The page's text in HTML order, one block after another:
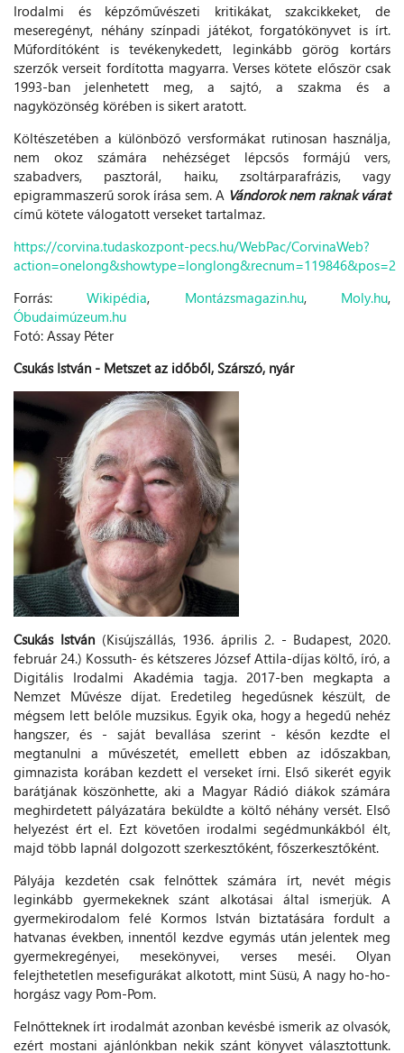
Irodalmi és képzőművészeti kritikákat, szakcikkeket, de
meseregényt, néhány színpadi játékot, forgatókönyvet is írt.
Műfordítóként is tevékenykedett, leginkább görög kortárs
szerzők verseit fordította magyarra. Verses kötete először csak
1993-ban jelenhetett meg, a sajtó, a szakma és a
nagyközönség körében is sikert aratott.
Költészetében a különböző versformákat rutinosan használja,
nem okoz számára nehézséget lépcsős formájú vers,
szabadvers, pasztorál, haiku, zsoltárparafrázis, vagy
epigrammaszerű sorok írása sem. A Vándorok nem raknak várat
című kötete válogatott verseket tartalmaz.
https://corvina.tudaskozpont-pecs.hu/WebPac/CorvinaWeb?
action=onelong&showtype=longlong&recnum=119846&pos=2
Forrás:Wikipédia, Montázsmagazin.hu, Moly.hu,
Óbudaimúzeum.hu
Fotó: Assay Péter
Csukás István - Metszet az időből, Szárszó, nyár
Csukás István(Kisújszállás, 1936. április 2. - Budapest, 2020.
február 24.) Kossuth- és kétszeres József Attila-díjas költő, író, a
Digitális Irodalmi Akadémia tagja. 2017-ben megkapta a
Nemzet Művésze díjat. Eredetileg hegedűsnek készült, de
mégsem lett belőle muzsikus. Egyik oka, hogy a hegedű nehéz
hangszer, és - saját bevallása szerint - későn kezdte el
megtanulni a művészetét, emellett ebben az időszakban,
gimnazista korában kezdett el verseket írni. Első sikerét egyik
barátjának köszönhette, aki a Magyar Rádió diákok számára
meghirdetett pályázatára beküldte a költő néhány versét. Első
helyezést ért el. Ezt követően irodalmi segédmunkákból élt,
majd több lapnál dolgozott szerkesztőként, főszerkesztőként.
Pályája kezdetén csak felnőttek számára írt, nevét mégis
leginkább gyermekeknek szánt alkotásai által ismerjük. A
gyermekirodalom felé Kormos István biztatására fordult a
hatvanas években, innentől kezdve egymás után jelentek meg
gyermekregényei, mesekönyvei, verses meséi. Olyan
felejthetetlen mesefigurákat alkotott, mint Süsü, A nagy ho-ho-
horgász vagy Pom-Pom.
Felnőtteknek írt irodalmát azonban kevésbé ismerik az olvasók,
ezért mostani ajánlónkban nekik szánt könyvet választottunk.